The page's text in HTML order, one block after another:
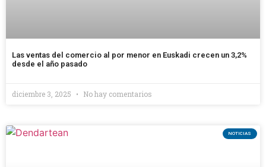
Las ventas del comercio al por menor en Euskadi crecen un 3,2%
desde el año pasado
diciembre 3, 2025 No hay comentarios
NOTICIAS